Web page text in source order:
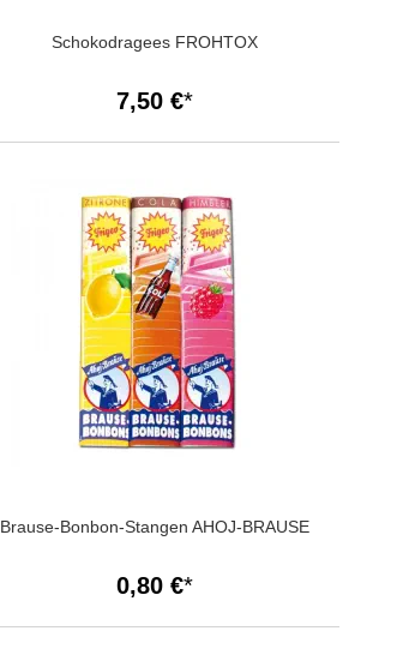
Schokodragees FROHTOX
7,50 €
Brause-Bonbon-Stangen AHOJ-BRAUSE
0,80 €